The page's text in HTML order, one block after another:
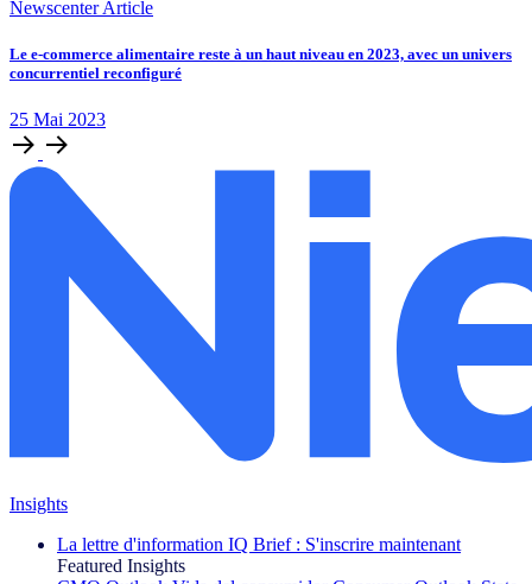
Newscenter Article
Le e-commerce alimentaire reste à un haut niveau en 2023, avec un univers
concurrentiel reconfiguré
25 Mai 2023
Insights
La lettre d'information IQ Brief : S'inscrire maintenant
Featured Insights